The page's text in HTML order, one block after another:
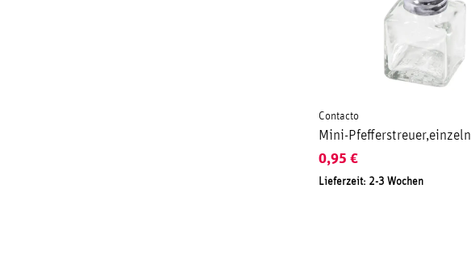
Contacto
Mini-Pfefferstreuer,einzeln
0,95 €
Lieferzeit: 2-3 Wochen